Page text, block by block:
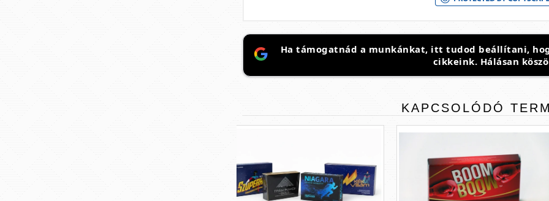
Ha támogatnád a munkánkat, itt tudod beállítani,
cikkeink. Hálásan
KAPCSOLÓDÓ